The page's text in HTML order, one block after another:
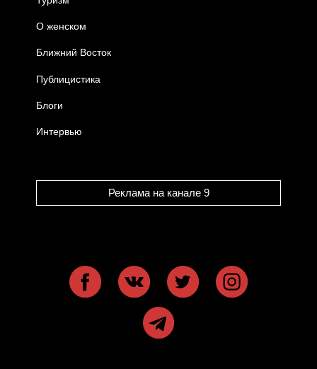
О женском
Ближний Восток
Публицистика
Блоги
Интервью
Реклама на канале 9